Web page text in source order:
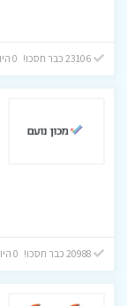
23106 כבר חסכו! 0 היום
20988 כבר חסכו! 0 היום